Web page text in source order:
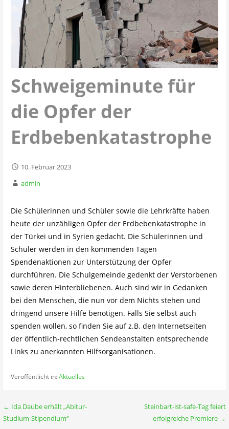
Schweigeminute für
die Opfer der
Erdbebenkatastrophe
10. Februar 2023
admin
Die Schülerinnen und Schüler sowie die Lehrkräfte haben
heute der unzähligen Opfer der Erdbebenkatastrophe in
der Türkei und in Syrien gedacht. Die Schülerinnen und
Schüler werden in den kommenden Tagen
Spendenaktionen zur Unterstützung der Opfer
durchführen. Die Schulgemeinde gedenkt der Verstorbenen
sowie deren Hinterbliebenen. Auch sind wir in Gedanken
bei den Menschen, die nun vor dem Nichts stehen und
dringend unsere Hilfe benötigen. Falls Sie selbst auch
spenden wollen, so finden Sie auf z.B. den Internetseiten
der öffentlich-rechtlichen Sendeanstalten entsprechende
Links zu anerkannten Hilfsorganisationen.
Veröffentlicht in:Aktuelles
Beitragsnavigation
← Ida Daube erhält „Abitur-
Studium-Stipendium“
Steinbart-ist-safe-Tag feiert
erfolgreiche Premiere →